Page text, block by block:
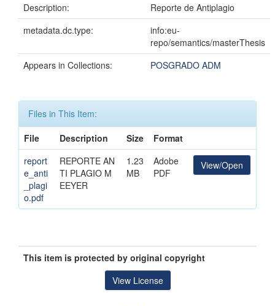
Description:
Reporte de Antiplagio
metadata.dc.type:
info:eu-
repo/semantics/masterThesis
Appears in Collections:
POSGRADO ADM
Files in This Item:
File
Description Size
Format
report
e_anti
_plagi
o.pdf
REPORTE AN
TI PLAGIO M
EEYER
1.23
MB
Adobe
PDF
View/Open
This item is protected by original copyright
View License